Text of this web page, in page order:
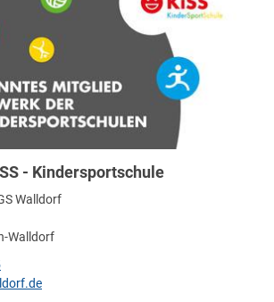
- Kindersportschule
Walldorf
Walldorf